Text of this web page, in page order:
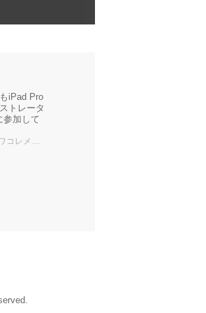
iPad Pro
トレータ
参加して
ディア編集部